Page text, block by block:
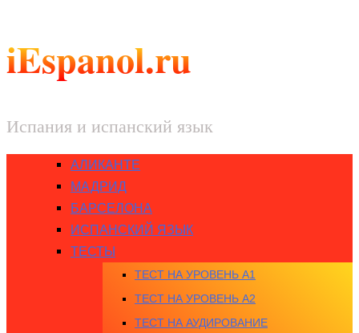
iEspanol.ru
Испания и испанский язык
АЛИКАНТЕ
МАДРИД
БАРСЕЛОНА
ИСПАНСКИЙ ЯЗЫК
ТЕСТЫ
ТЕСТ НА УРОВЕНЬ A1
ТЕСТ НА УРОВЕНЬ A2
ТЕСТ НА АУДИРОВАНИЕ